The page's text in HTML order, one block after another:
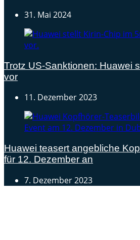
31. Mai 2024
Trotz US-Sanktionen: Huawei
vor
11. Dezember 2023
Huawei teasert angebliche
für 12. Dezember an
7. Dezember 2023